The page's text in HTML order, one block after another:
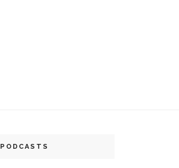
PODCASTS